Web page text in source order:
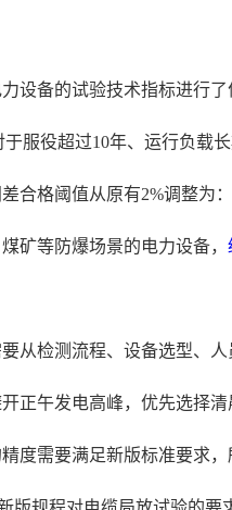
设备的试验技术指标进行
服役超过10年、运行负载
合格阈值从原有2%调整
矿等防爆场景的电力设备，
从检测流程、设备选型、
正午发电高峰，优先选择
度需要满足新版标准要求